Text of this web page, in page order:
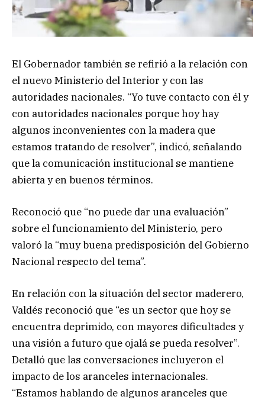
El Gobernador también se refirió a la relación con
el nuevo Ministerio del Interior y con las
autoridades nacionales. “Yo tuve contacto con él y
con autoridades nacionales porque hoy hay
algunos inconvenientes con la madera que
estamos tratando de resolver”, indicó, señalando
que la comunicación institucional se mantiene
abierta y en buenos términos.
Reconoció que “no puede dar una evaluación”
sobre el funcionamiento del Ministerio, pero
valoró la “muy buena predisposición del Gobierno
Nacional respecto del tema”.
En relación con la situación del sector maderero,
Valdés reconoció que “es un sector que hoy se
encuentra deprimido, con mayores dificultades y
una visión a futuro que ojalá se pueda resolver”.
Detalló que las conversaciones incluyeron el
impacto de los aranceles internacionales.
“Estamos hablando de algunos aranceles que